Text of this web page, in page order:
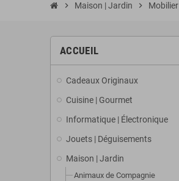
chevron_right Maison | Jardin chevron_right Mobilier
ACCUEIL
Cadeaux Originaux
Cuisine | Gourmet
Informatique | Électronique
Jouets | Déguisements
Maison | Jardin
Animaux de Compagnie